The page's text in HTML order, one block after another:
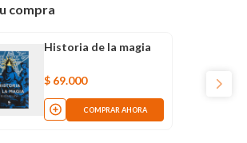
compra
Historia de la magia
$ 69.000
COMPRAR AHORA